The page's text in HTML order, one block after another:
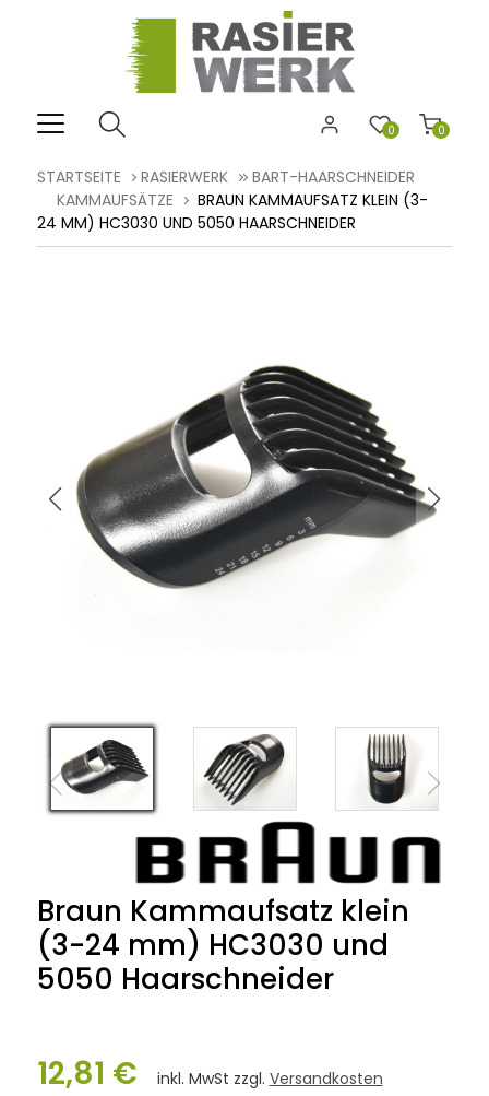
0
0
STARTSEITE RASIERWERK
BART-HAARSCHNEIDER
KAMMAUFSÄTZE
BRAUN KAMMAUFSATZ KLEIN (3-
24 MM) HC3030 UND 5050 HAARSCHNEIDER
Braun Kammaufsatz klein
(3-24 mm) HC3030 und
5050 Haarschneider
12,81 € inkl. MwSt zzgl. Versandkosten